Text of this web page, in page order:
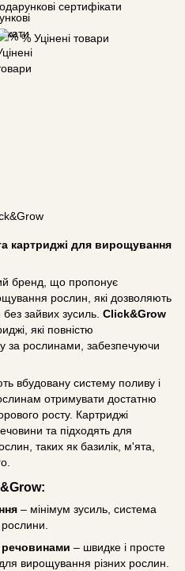
сертифікати
% Уцінені товари
картриджі для вирощування
бренд, що пропонує
рослин, які дозволяють
без зайвих зусиль. Click&Grow
які повністю
за рослинами, забезпечуючи
вбудовану систему поливу і
отримувати достатню
росту. Картриджі
та підходять для
таких як базилік, м'ята,
:
– мінімум зусиль, система
– швидке і просте
вирощування різних рослин.